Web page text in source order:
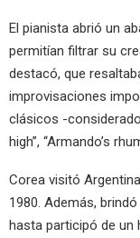
El pianista abrió un
permitían filtrar su
destacó, que
improvisaciones
clásicos -
high”, “Armando’s
Corea visitó
1980. Además,
hasta participó de un